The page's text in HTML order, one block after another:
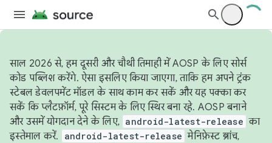
साल 2026 से, हम दूसरी और चौथी तिमाही में AOSP के लिए सोर्स
कोड पब्लिश करेंगे. ऐसा इसलिए किया जाएगा, ताकि हम अपने ट्रंक
स्टेबल डेवलपमेंट मॉडल के साथ काम कर सकें और यह पक्का कर
सकें कि प्लैटफ़ॉर्म, पूरे सिस्टम के लिए स्थिर बना रहे. AOSP बनाने
और उसमें योगदान देने के लिए, android-latest-release का
इस्तेमाल करें.
android-latest-release मेनिफ़ेस्ट ब्रांच,